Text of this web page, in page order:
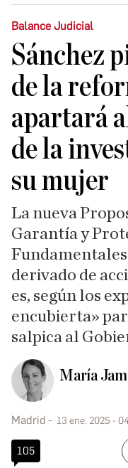
Balance Judicial
Sánchez
de la
apartará
de la
su mujer
La nueva
Garantía y
derivado de
es, según los
encubierta»
salpica al
María
Madrid 13 ene. 2025 -
105